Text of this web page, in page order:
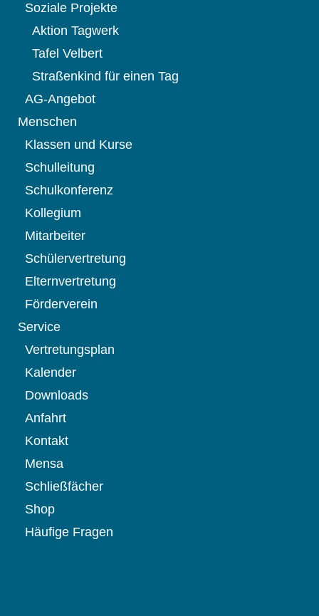
Soziale Projekte
Aktion Tagwerk
Tafel Velbert
Straßenkind für einen Tag
AG-Angebot
Menschen
Klassen und Kurse
Schulleitung
Schulkonferenz
Kollegium
Mitarbeiter
Schülervertretung
Elternvertretung
Förderverein
Service
Vertretungsplan
Kalender
Downloads
Anfahrt
Kontakt
Mensa
Schließfächer
Shop
Häufige Fragen